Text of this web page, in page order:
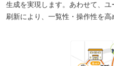
生成を実現します。あわせて、
刷新により、一覧性・操作性を高